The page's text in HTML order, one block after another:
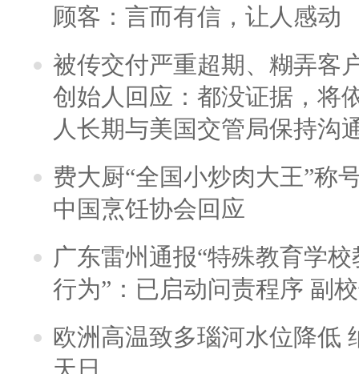
顾客：言而有信，让人感动
被传交付严重超期、糊弄客
创始人回应：都没证据，将
人长期与美国交管局保持沟
费大厨“全国小炒肉大王”称
中国烹饪协会回应
广东雷州通报“特殊教育学
行为”：已启动问责程序 副
欧洲高温致多瑙河水位降低